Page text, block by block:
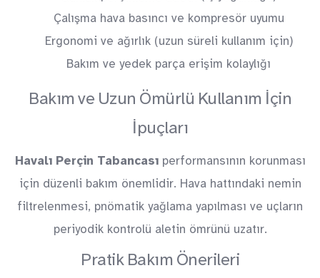
Çalışma hava basıncı ve kompresör uyumu
Ergonomi ve ağırlık (uzun süreli kullanım için)
Bakım ve yedek parça erişim kolaylığı
Bakım ve Uzun Ömürlü Kullanım İçin
İpuçları
Havalı Perçin Tabancasıperformansının korunması
için düzenli bakım önemlidir. Hava hattındaki nemin
filtrelenmesi, pnömatik yağlama yapılması ve uçların
periyodik kontrolü aletin ömrünü uzatır.
Pratik Bakım Önerileri